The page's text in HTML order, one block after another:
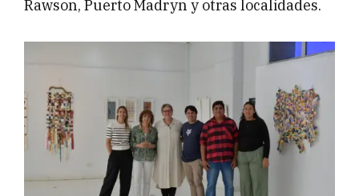
Rawson, Puerto Madryn y otras localidades.